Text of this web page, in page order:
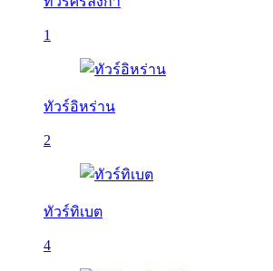
1
ทัวร์อิหร่าน
2
ทัวร์ทิเบต
4